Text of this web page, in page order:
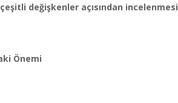
değişkenler açısından incelenmesi
Önemi